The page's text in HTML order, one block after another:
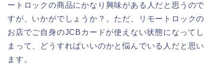
ートロックの商品にかなり興味がある人だと思うので
すが、いかがでしょうか？。ただ、リモートロックの
お店でご自身のJCBカードが使えない状態になってし
まって、どうすればいいのかと悩んでいる人だと思い
ます。